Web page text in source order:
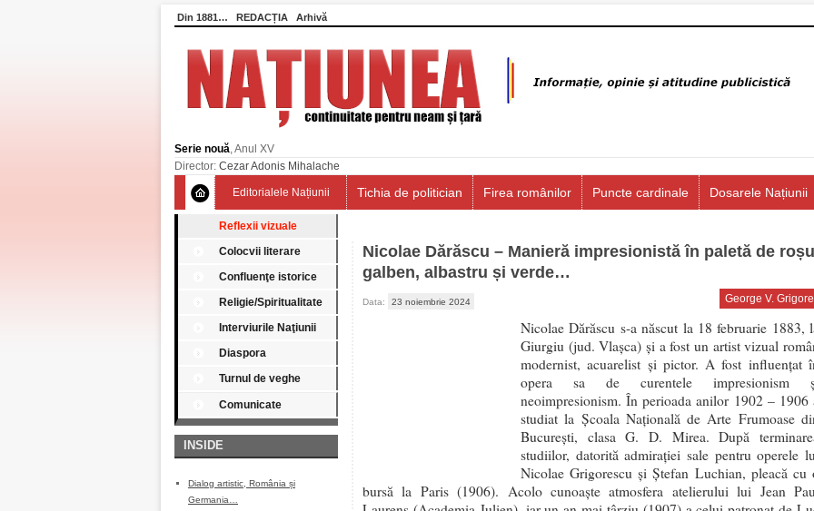
Din 1881… REDACȚIA Arhivă
Serie nouă, Anul XV
Director: Cezar Adonis Mihalache
Editorialele Națiunii Tichia de politician Firea românilor Puncte cardinale Dosarele Națiunii
Reflexii vizuale
Colocvii literare
Confluenţe istorice
Religie/Spiritualitate
Interviurile Naţiunii
Diaspora
Turnul de veghe
Comunicate
INSIDE
Dialog artistic, România și
Germania…
Nicolae Dărăscu – Manieră impresionistă în paletă de
galben, albastru și verde…
Data: 23 noiembrie 2024 George V. Grigore
Nicolae Dărăscu s-a născut la 18 februarie 1883,
Giurgiu (jud. Vlașca) și a fost un artist vizual
modernist, acuarelist și pictor. A fost influențat
opera sa de curentele impresionism
neoimpresionism. În perioada anilor 1902 – 1906
studiat la Școala Națională de Arte Frumoase
București, clasa G. D. Mirea. După
studiilor, datorită admirației sale pentru operele
Nicolae Grigorescu și Ștefan Luchian, pleacă cu
bursă la Paris (1906). Acolo cunoaște atmosfera atelierului lui Jean